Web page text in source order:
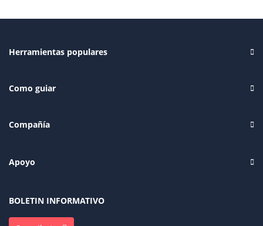
Herramientas populares
Como guiar
Compañía
Apoyo
BOLETIN INFORMATIVO